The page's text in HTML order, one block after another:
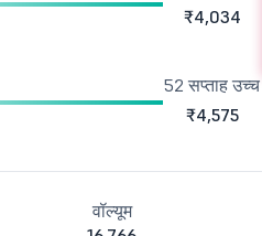
₹4,034
52 सप्ताह उच्च
₹4,575
वॉल्यूम